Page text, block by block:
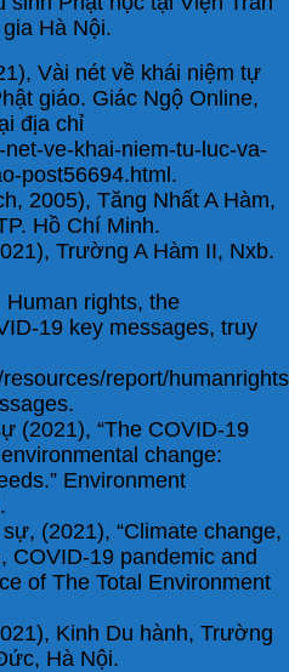
Hà Nội.
Vài nét về khái niệm tự
giáo. Giác Ngộ Online,
địa chỉ
ve-khai-niem-tu-luc-va-
post56694.html.
2005), Tăng Nhất A Hàm,
Hồ Chí Minh.
Trường A Hàm II, Nxb.
rights, the
19 key messages, truy
report/
(2021), “The COVID-19
change:
Environment
(2021), “Climate change,
COVID-19 pandemic and
of The Total Environment
Kinh Du hành, Trường
Hà Nội.